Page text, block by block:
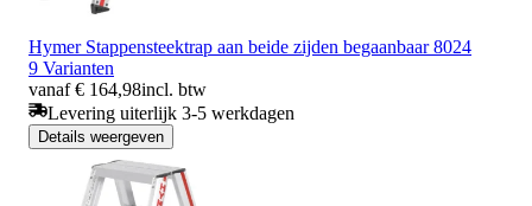
Hymer Stappensteektrap aan beide zijden begaanbaar 8024
9 Varianten
vanaf € 164,98incl. btw
Levering uiterlijk 3-5 werkdagen
Details weergeven